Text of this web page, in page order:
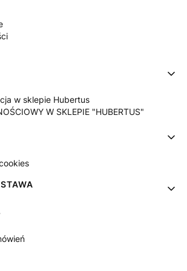
w sklepie Hubertus
W SKLEPIE "HUBERTUS"